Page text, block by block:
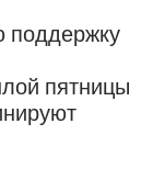
поддержку
пятницы